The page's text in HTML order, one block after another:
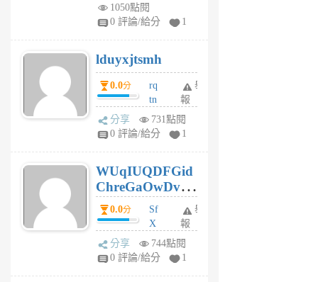
jl
月
前
1050點閱
0 評論/給分
1
lduyxjtsmh
0.0分
rq
tn
jt
gl
個
月
前
舉
報
分享
731點閱
0 評論/給分
1
WUqIUQDFGid
ChreGaOwDv
dY0.0分
Sf
X
Pe
Jc
舉
報
分享
744點閱
0 評論/給分
1